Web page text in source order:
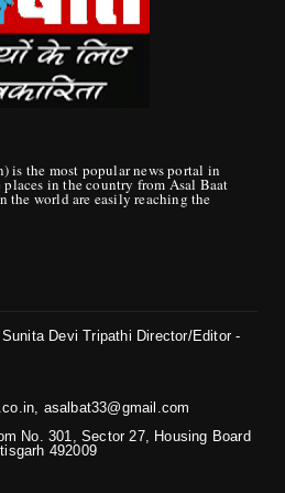
is the most popular news portal in
asalbat33@gmail.com
No. 301, Sector 27, Housing Board
492009
बात (Asal Baat) | All Rights Reserved